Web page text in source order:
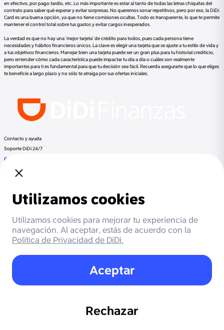
en efectivo, por pago tardío, etc. Lo más importante es estar al tanto de todas las letras chiquitas del
contrato para saber qué esperar y evitar sorpresas. No queremos sonar repetitivos, pero por eso, la DiDi
Card es una buena opción, ya que no tiene comisiones ocultas. Todo es transparente, lo que te permite
mantener el control total sobre tus gastos y evitar cargos inesperados.
La verdad es que no hay una ‘mejor tarjeta’ de crédito para todos, pues cada persona tiene
necesidades y hábitos financieros únicos. La clave es elegir una tarjeta que se ajuste a tu estilo de vida y
a tus objetivos financieros. Manejar bien una tarjeta puede ser un gran plus para tu historial crediticio,
pero entender cómo cada característica puede impactar tu día a día o cuáles son realmente
importantes para ti es fundamental para que tu decisión sea fácil. Recuerda asegurarte que lo que eliges
te beneficie a largo plazo y no sólo te atraiga por sus ofertas iniciales.
Contacto y ayuda
Soporte DiDi 24/7
Preguntas frecuentes
Llama a DiDi Finance al:
DiDi Pasajero
DiDi ConductorDiDi Food
DiDi
Beneficios
Soporte DiDi
Respaldada por Mastercard
Autoridad reguladora
Más información
Blog
regulada por la Procuraduría Federal del Consumidor (PROFECO) y obligadas a cumplir lo dispuesto en
la Ley de Transparencia y Ordenamiento de los Servicios Financieros, así como la regulación aplicable